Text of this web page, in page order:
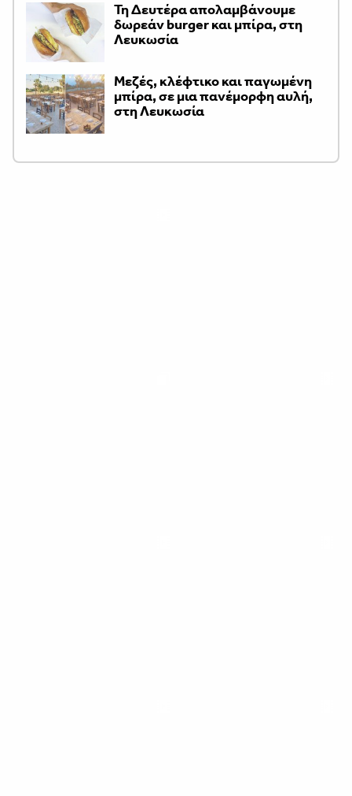
Τη Δευτέρα απολαμβάνουμε
δωρεάν burger και μπίρα, στη
Λευκωσία
Μεζές, κλέφτικο και παγωμένη
μπίρα, σε μια πανέμορφη αυλή,
στη Λευκωσία